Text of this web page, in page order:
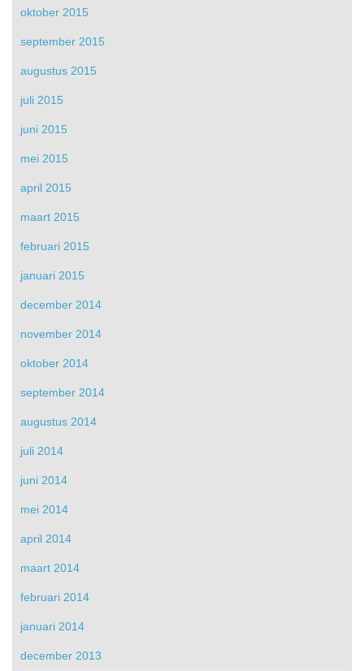
oktober 2015
september 2015
augustus 2015
juli 2015
juni 2015
mei 2015
april 2015
maart 2015
februari 2015
januari 2015
december 2014
november 2014
oktober 2014
september 2014
augustus 2014
juli 2014
juni 2014
mei 2014
april 2014
maart 2014
februari 2014
januari 2014
december 2013